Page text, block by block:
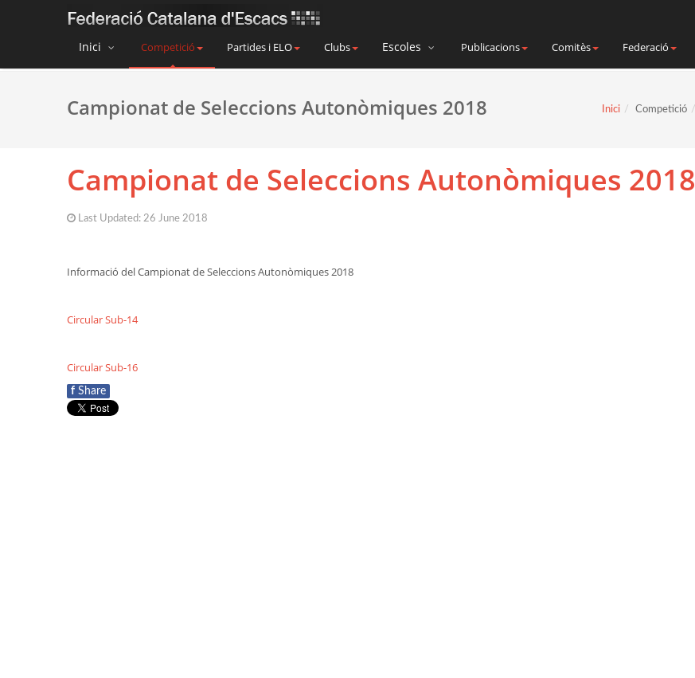
Inici Competició Partides i ELO Clubs Escoles Publicacions Comitès Federació
Campionat de Seleccions Autonòmiques 2018 Inici Competició
Campionat de Seleccions Autonòmiques 2018
Last Updated: 26 June 2018
Informació del Campionat de Seleccions Autonòmiques 2018
Circular Sub-14
Circular Sub-16
f Share